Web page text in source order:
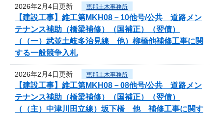
2026年2月4日更新 恵那土木事務所
【建設工事】維工第MKH08－10他号/公共 道路メン
テナンス補助（橋梁補修）（国補正）（翌債）
（（一）武並土岐多治見線 他）柳橋他補修工事に関
する一般競争入札
2026年2月4日更新 恵那土木事務所
【建設工事】維工第MKH08－08他号/公共 道路メン
テナンス補助（橋梁補修）（国補正）（翌債）
（（主）中津川田立線）坂下橋 他 補修工事に関す